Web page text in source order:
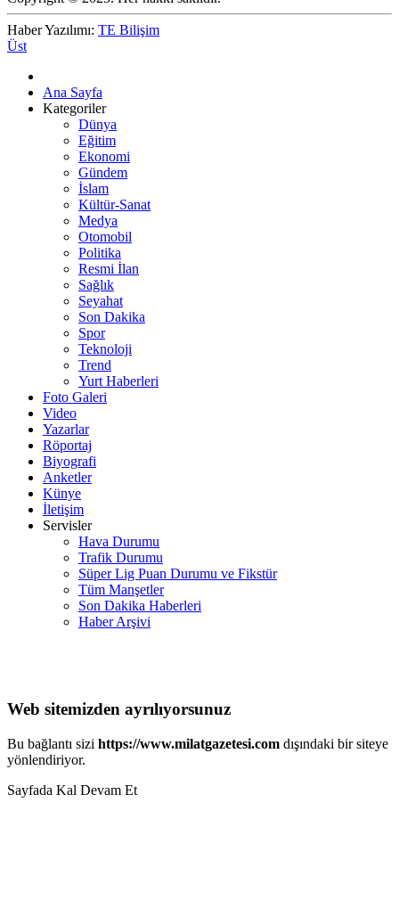
Haber Yazılımı: TE Bilişim
Üst
Ana Sayfa
Kategoriler
Dünya
Eğitim
Ekonomi
Gündem
İslam
Kültür-Sanat
Medya
Otomobil
Politika
Resmi İlan
Sağlık
Seyahat
Son Dakika
Spor
Teknoloji
Trend
Yurt Haberleri
Foto Galeri
Video
Yazarlar
Röportaj
Biyografi
Anketler
Künye
İletişim
Servisler
Hava Durumu
Trafik Durumu
Süper Lig Puan Durumu ve Fikstür
Tüm Manşetler
Son Dakika Haberleri
Haber Arşivi
Web sitemizden ayrılıyorsunuz
Bu bağlantı sizi https://www.milatgazetesi.com dışındaki bir siteye
yönlendiriyor.
Sayfada Kal Devam Et